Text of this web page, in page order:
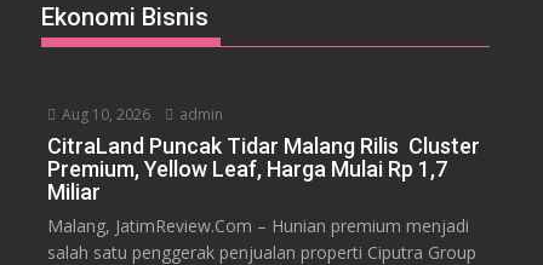
Ekonomi Bisnis
Aug 10, 2026 admin
CitraLand Puncak Tidar Malang Rilis Cluster
Premium, Yellow Leaf, Harga Mulai Rp 1,7
Miliar
Malang, JatimReview.Com – Hunian premium menjadi
salah satu penggerak penjualan properti Ciputra Group